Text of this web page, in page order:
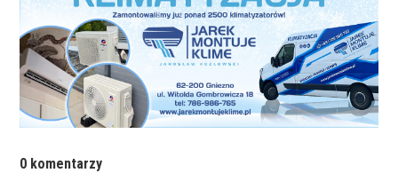
0 komentarzy